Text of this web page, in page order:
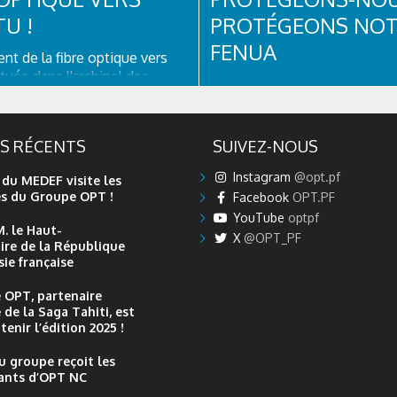
!
de la fibre optique vers
dans l'archipel des
une destination prisée
et son patrimoine culturel
paysages...
PROTÉGEONS
FENUA
INFORMATION | Suite à
clientèle que le port du
obligatoire dans tous les
Poste et boutiques Vini, tout
respectant la distanciation
les gestes...
RÉCENTS
MEDEF visite les
du Groupe OPT !
le Haut-
de la République
française
OPT, partenaire
la Saga Tahiti, est
l’édition 2025 !
groupe reçoit les
d’OPT NC
SUIVEZ-NOUS
Instagram@opt.pf
FacebookOPT.PF
YouTube optpf
X@OPT_PF